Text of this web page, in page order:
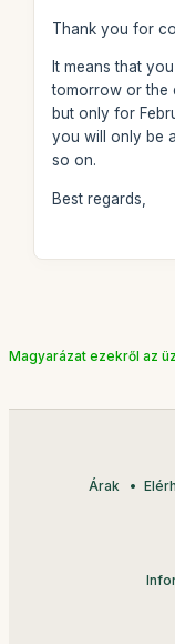
Thank you for
It means that
tomorrow or the
but only for
you will only be
so on.
Best regards,
Magyarázat ezekről az
Árak